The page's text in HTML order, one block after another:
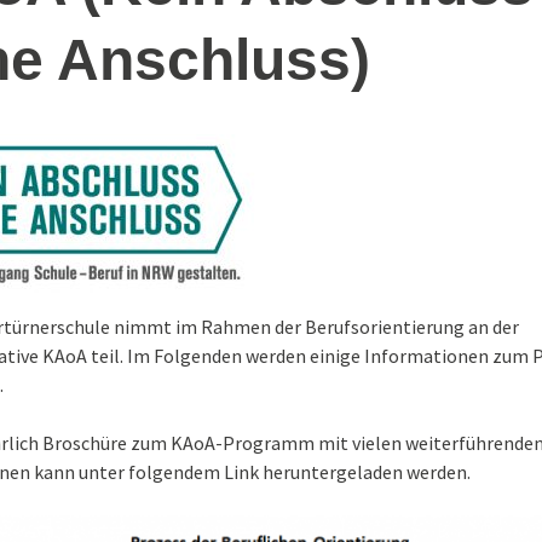
25-11-
– 80 (+)
Schulband
Therapieangebote
Präventionskonzept
sexualisierte Gewalt
Anschluss)
nimmt im Rahmen der Berufsorientierung an der
KAoA teil. Im Folgenden werden einige Informationen zum
Broschüre zum KAoA-Programm mit vielen weiterführenden
kann unter folgendem Link heruntergeladen werden.